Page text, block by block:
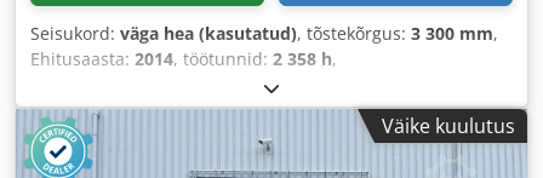
Seisukord: väga hea (kasutatud), tõstekõrgus: 3 300 mm,
Ehitusaasta: 2014, töötunnid: 2 358 h,
Väike kuulutus